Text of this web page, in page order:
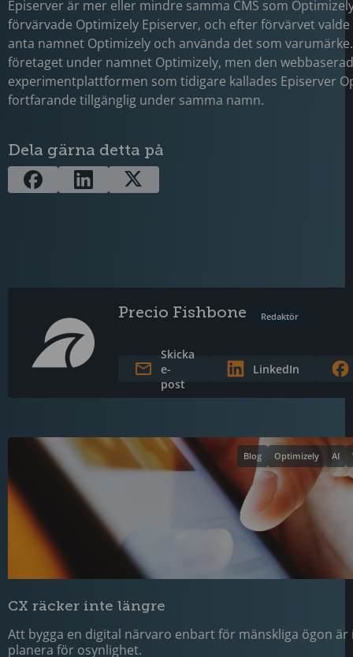
Episerver är mer eller mindre samma CMS som
förvärvade Optimizely Episerver, och efter förvärvet
anta namnet Optimizely och använda det som
företaget under namnet Optimizely, men den
experimentplattformen som tidigare kallades Episerver
fortfarande tillgänglig under samma namn.
Dela gärna detta på
Precio Fishbone Redaktör
Skicka
e-
post
LinkedIn
AI
Optimizely
Blog
CX räcker inte längre
Att bygga en digital närvaro enbart för mänskliga ögon
planera för osynlighet.